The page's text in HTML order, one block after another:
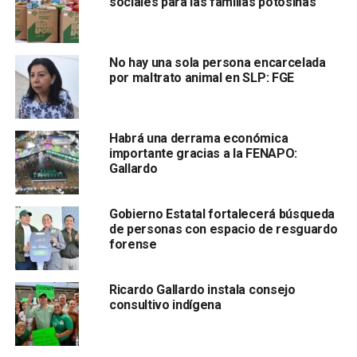
Ceja Montaño.
La diputada señaló que los trabajadores
participación en diferentes manifestaciones yexpusieron
señalamientos falsos
pidieron que se les apliquencursos integrales, que las
sanciones en su contradejen de ser injustas y que haya
piso parejo para
en términos de otorgamiento de gafetes, revista y revisión
No hay una sola persona encarcelada
por maltrato animal en SLP: FGE
Habrá una derrama económica
importante gracias a la FENAPO:
Gallardo
Gobierno Estatal fortalecerá búsqueda
de personas con espacio de resguardo
forense
Ricardo Gallardo instala consejo
consultivo indígena